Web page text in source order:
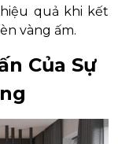
quả khi kết
vàng ấm.
Của Sự